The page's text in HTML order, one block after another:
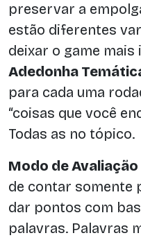
preservar a
estão diferentes
deixar o game
Adedonha
para cada uma
“coisas que você
Todas as no tópico.
Modo de
de contar somente
dar pontos com
palavras. Palavras